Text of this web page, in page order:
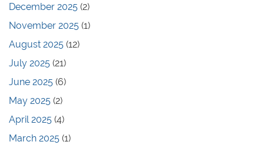
December 2025 (2)
November 2025 (1)
August 2025 (12)
July 2025 (21)
June 2025 (6)
May 2025 (2)
April 2025 (4)
March 2025 (1)